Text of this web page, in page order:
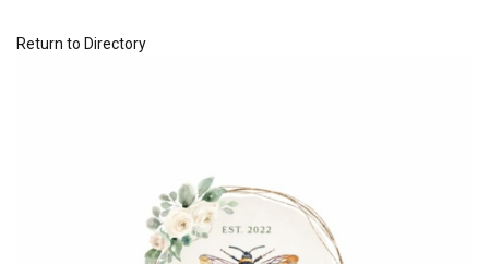
Return to Directory